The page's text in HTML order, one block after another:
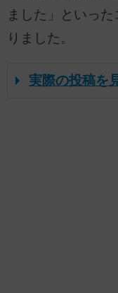
ました」といっ
りました。
実際の投稿を